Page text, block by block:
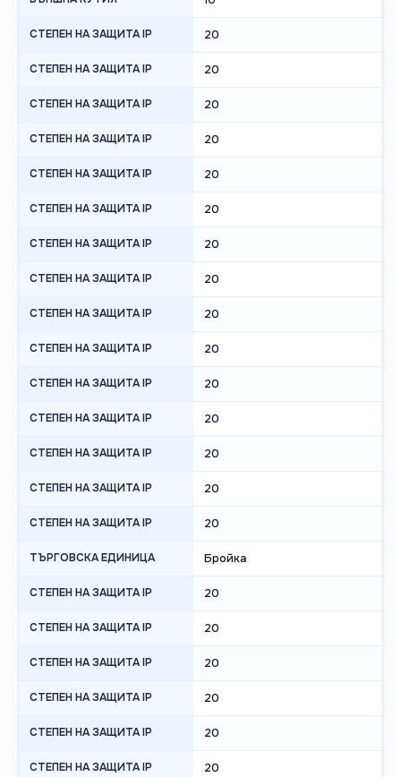
СТЕПЕН НА ЗАЩИТА IP 20
СТЕПЕН НА ЗАЩИТА IP 20
СТЕПЕН НА ЗАЩИТА IP 20
СТЕПЕН НА ЗАЩИТА IP 20
СТЕПЕН НА ЗАЩИТА IP 20
СТЕПЕН НА ЗАЩИТА IP 20
СТЕПЕН НА ЗАЩИТА IP 20
СТЕПЕН НА ЗАЩИТА IP 20
СТЕПЕН НА ЗАЩИТА IP 20
СТЕПЕН НА ЗАЩИТА IP 20
СТЕПЕН НА ЗАЩИТА IP 20
СТЕПЕН НА ЗАЩИТА IP 20
СТЕПЕН НА ЗАЩИТА IP 20
СТЕПЕН НА ЗАЩИТА IP 20
СТЕПЕН НА ЗАЩИТА IP 20
ТЪРГОВСКА ЕДИНИЦА Бройка
СТЕПЕН НА ЗАЩИТА IP 20
СТЕПЕН НА ЗАЩИТА IP 20
СТЕПЕН НА ЗАЩИТА IP 20
СТЕПЕН НА ЗАЩИТА IP 20
СТЕПЕН НА ЗАЩИТА IP 20
СТЕПЕН НА ЗАЩИТА IP 20